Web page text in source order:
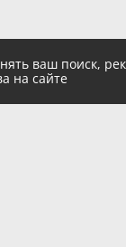
ваш поиск,
на сайте